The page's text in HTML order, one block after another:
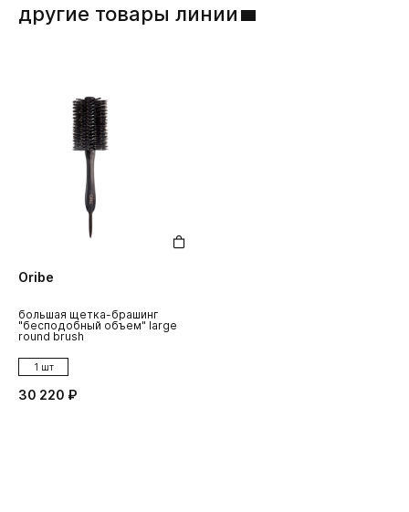
другие товары линии
Oribe
большая щетка-брашинг
"бесподобный объем" large
round brush
1 шт
30 220 ₽